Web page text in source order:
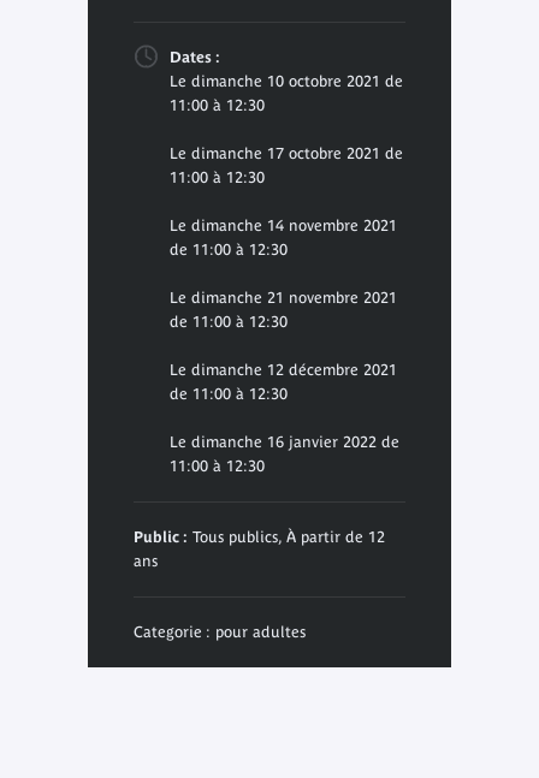
Dates :
Le dimanche 10 octobre 2021 de
11:00 à 12:30
Le dimanche 17 octobre 2021 de
11:00 à 12:30
Le dimanche 14 novembre 2021
de 11:00 à 12:30
Le dimanche 21 novembre 2021
de 11:00 à 12:30
Le dimanche 12 décembre 2021
de 11:00 à 12:30
Le dimanche 16 janvier 2022 de
11:00 à 12:30
Public : Tous publics, À partir de 12
ans
Categorie : pour adultes